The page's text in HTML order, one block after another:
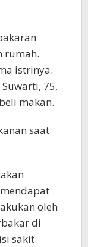
rumah.
istrinya.
75,
makan.
saat
oleh
di
sakit